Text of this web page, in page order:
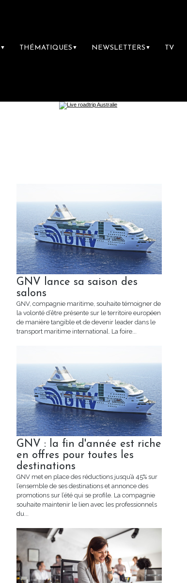
▼ THÉMATIQUES ▼ NEWSLETTERS ▼ TV
GNV lance sa saison des
salons
GNV, compagnie maritime, souhaite témoigner de
la volonté d’être présente sur le territoire européen
de manière tangible et de devenir leader dans le
transport maritime international. La foire...
GNV : la fin d'année est riche
en offres pour toutes les
destinations
GNV met en place des réductions jusqu’à 45% sur
l’ensemble de ses destinations et annonce des
promotions sur l’été qui se profile. La compagnie
souhaite maintenir le lien avec les professionnels
du...